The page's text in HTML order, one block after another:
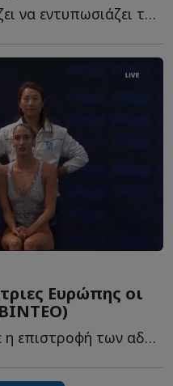
Η Τζέιμι Τσάπμαν συνεχίζει να εντυπωσιάζει τόσο με τ...
Ευρώπης οι
Με θρίαμβο συνδυάστηκε η επιστροφή των αδελφών Αλεξανδρή μ...